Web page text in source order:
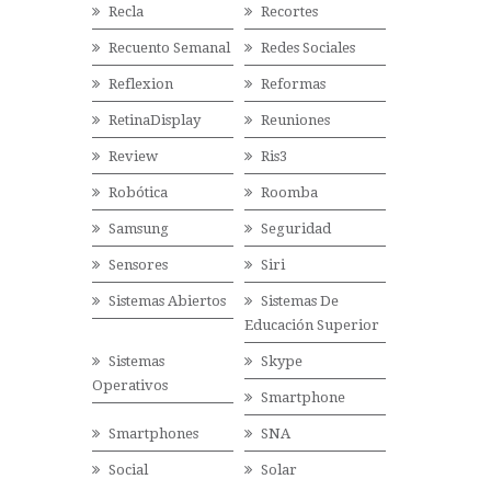
Recla Recortes
Recuento Semanal Redes Sociales
Reflexion Reformas
RetinaDisplay Reuniones
Review Ris3
Robótica Roomba
Samsung Seguridad
Sensores Siri
Sistemas Abiertos
Sistemas De
Educación Superior
Sistemas
Operativos
Skype
Smartphone
Smartphones SNA
Social Solar